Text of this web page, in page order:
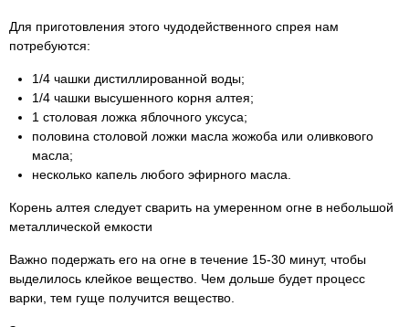
Для приготовления этого чудодейственного спрея нам
потребуются:
1/4 чашки дистиллированной воды;
1/4 чашки высушенного корня алтея;
1 столовая ложка яблочного уксуса;
половина столовой ложки масла жожоба или оливкового
масла;
несколько капель любого эфирного масла.
Корень алтея следует сварить на умеренном огне в небольшой
металлической емкости
Важно подержать его на огне в течение 15-30 минут, чтобы
выделилось клейкое вещество. Чем дольше будет процесс
варки, тем гуще получится вещество.